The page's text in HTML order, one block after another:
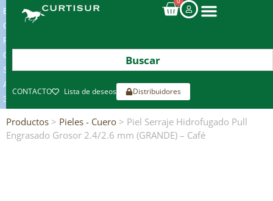
ENVIOS
GRATIS
POR
COMPRAS
SUPERIORES
A
300€*
CONTACTO Lista de deseos Distribuidores
Productos > Pieles - Cuero > Piel Serraje Hidrofugado Pull
Engrasado Grosor 2.4/2.6 mm (GRANDE) – Café